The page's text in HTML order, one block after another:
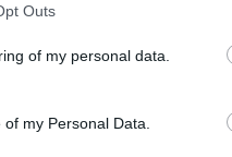
Outs
of my personal data.
my Personal Data.
najlepszym prezydentem
– wynika z sondażu